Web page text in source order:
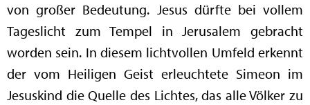
von großer Bedeutung. Jesus dürfte bei vollem
Tageslicht zum Tempel in Jerusalem gebracht
worden sein. In diesem lichtvollen Umfeld erkennt
der vom Heiligen Geist erleuchtete Simeon im
Jesuskind die Quelle des Lichtes, das alle Völker zu